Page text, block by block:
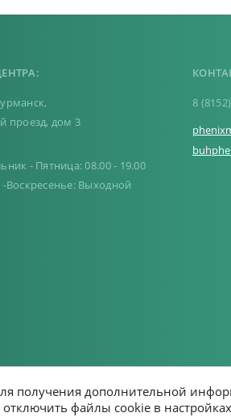
проезд, дом 3
- Пятница: 08.00 - 19.00
-Воскресенье: Выходной
8
получения дополнительной
файлы cookie в